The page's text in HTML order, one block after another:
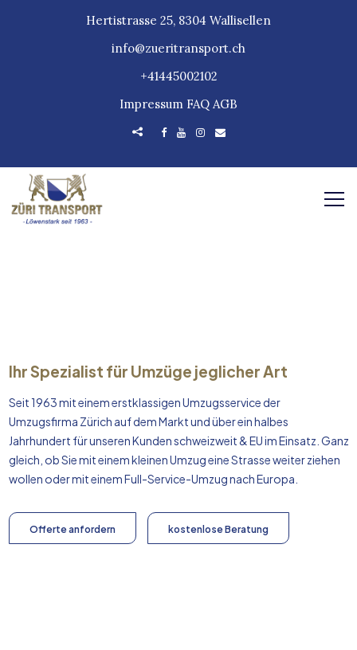
Hertistrasse 25, 8304 Wallisellen
info@zueritransport.ch
+41445002102
Impressum FAQ AGB
Ihr Spezialist für Umzüge jeglicher Art
Seit 1963 mit einem erstklassigen Umzugsservice der
Umzugsfirma Zürich auf dem Markt und über ein halbes
Jahrhundert für unseren Kunden schweizweit & EU im Einsatz. Ganz
gleich, ob Sie mit einem kleinen Umzug eine Strasse weiter ziehen
wollen oder mit einem Full-Service-Umzug nachEuropa
Offerte anfordern kostenlose Beratung